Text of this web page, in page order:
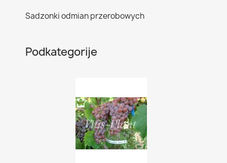
Sadzonki odmian przerobowych
Podkategorije